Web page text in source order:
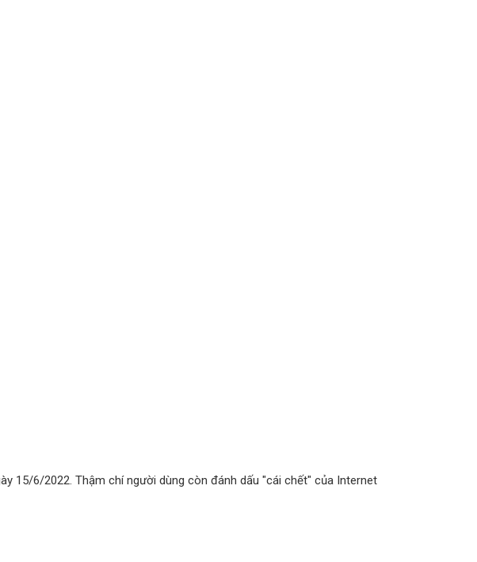
15/6/2022. Thậm chí người dùng còn đánh dấu "cái chết" của Internet